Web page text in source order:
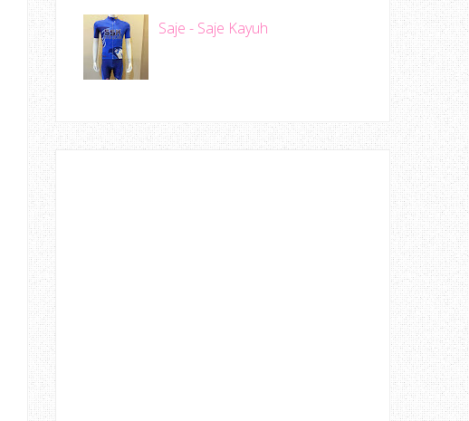
Saje - Saje Kayuh